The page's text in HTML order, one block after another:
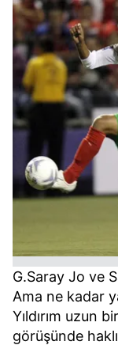
G.Saray Jo ve
Ama ne kadar
Yıldırım uzun
görüşünde